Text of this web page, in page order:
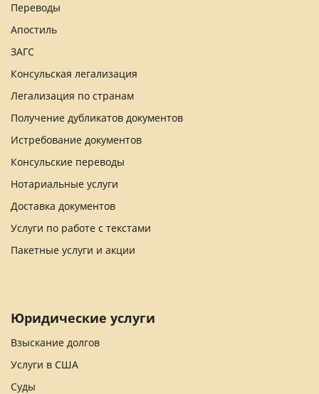
Переводы
Апостиль
ЗАГС
Консульская легализация
Легализация по странам
Получение дубликатов документов
Истребование документов
Консульские переводы
Нотариальные услуги
Доставка документов
Услуги по работе с текстами
Пакетные услуги и акции
Юридические услуги
Взыскание долгов
Услуги в США
Суды